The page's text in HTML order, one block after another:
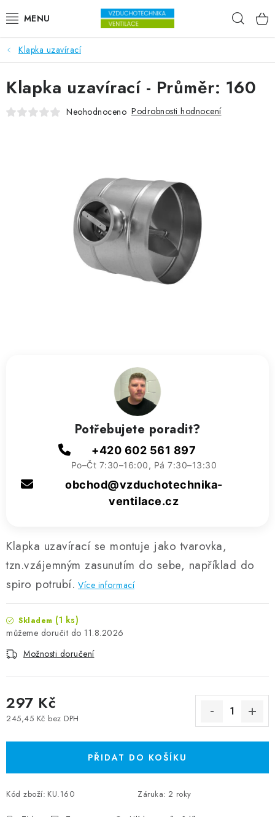
VENTILÁTORY
VZDUCHOTECHNIKA
REKUPERACE
ÚPRAVA VZDUCHU
ODVLHČOVAČE
ZVLHČOVAČE VZDUCHU PRŮMYSLOVÉ
Reference a zkušenosti
Rady a tipy
Kontakty
Klapka uzavírací
Klapka uzavírací se montuje jako tvarovka,
tzn.vzájemným zasunutím do sebe, například do
spiro potrubí. Více informací
Skladem (1 ks)
11.8.2026
Možnosti doručení
297 Kč
245,45 Kč bez DPH
PŘIDAT DO KOŠÍKU
Kód zboží: KU.160 Záruka: 2 roky
Klapka uzavírací - Průměr: 160
Neohodnoceno Podrobnosti hodnocení
Potřebujete poradit?
+420 602 561 897
Po–Čt 7:30–16:00, Pá 7:30–13:30
obchod@vzduchotechnika-
ventilace.cz